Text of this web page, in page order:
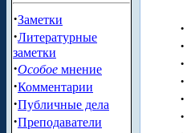
·Заметки
·Литературные
заметки
·Особое мнение
·Комментарии
·Публичные дела
·Преподаватели
·
·
·
·
·
·